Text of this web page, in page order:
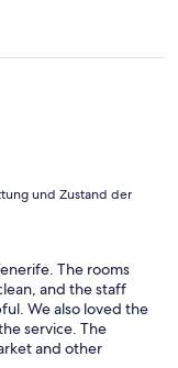
und Zustand der
The rooms
and the staff
We also loved the
service. The
and other